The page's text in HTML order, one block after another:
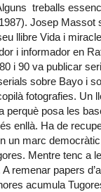
treballs
Josep Massot
llibre Vida i
i informador en
i 90 va publicar
sobre Bayo i
fotografies. Un
perquè posa les
enllà. Ha de
un marc
Mentre tenc a
remenar papers
acumula